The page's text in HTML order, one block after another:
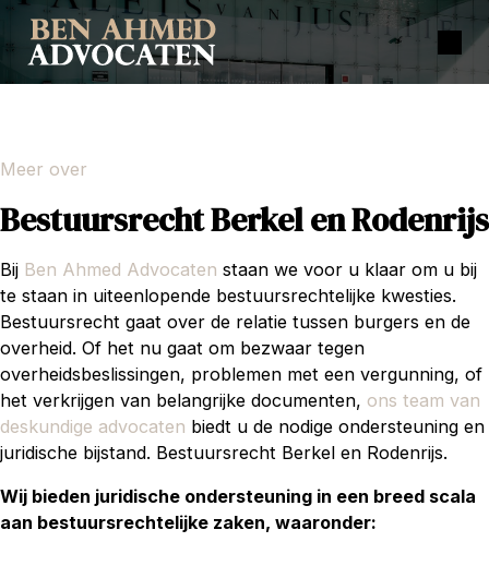
Meer over
Bestuursrecht Berkel en Rodenrijs
Bij Ben Ahmed Advocaten staan we voor u klaar om u bij
te staan in uiteenlopende bestuursrechtelijke kwesties.
Bestuursrecht gaat over de relatie tussen burgers en de
overheid. Of het nu gaat om bezwaar tegen
overheidsbeslissingen, problemen met een vergunning, of
het verkrijgen van belangrijke documenten, ons team van
deskundige advocaten biedt u de nodige ondersteuning en
juridische bijstand. Bestuursrecht Berkel en Rodenrijs.
Wij bieden juridische ondersteuning in een breed scala
aan bestuursrechtelijke zaken, waaronder: